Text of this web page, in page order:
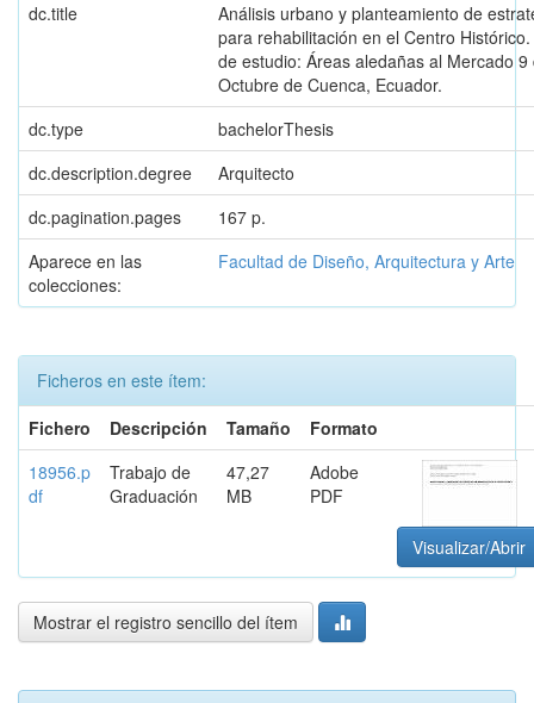
dc.title
Análisis urbano y planteamiento de
para rehabilitación en el Centro
de estudio: Áreas aledañas al Mercado 9
Octubre de Cuenca, Ecuador.
dc.type
bachelorThesis
dc.description.degree
Arquitecto
dc.pagination.pages
167 p.
Aparece en las
colecciones:
Facultad de Diseño, Arquitectura y Arte
Ficheros en este ítem:
Fichero
Descripción Tamaño
Formato
18956.p
df
Trabajo de
Graduación
47,27
MB
Adobe
PDF
Visualizar/Abrir
Mostrar el registro sencillo del ítem